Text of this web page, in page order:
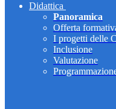
Didattica
Panoramica
Offerta
I progetti delle
Inclusione
Valutazione